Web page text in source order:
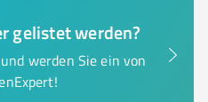
gelistet werden?
werden Sie ein von